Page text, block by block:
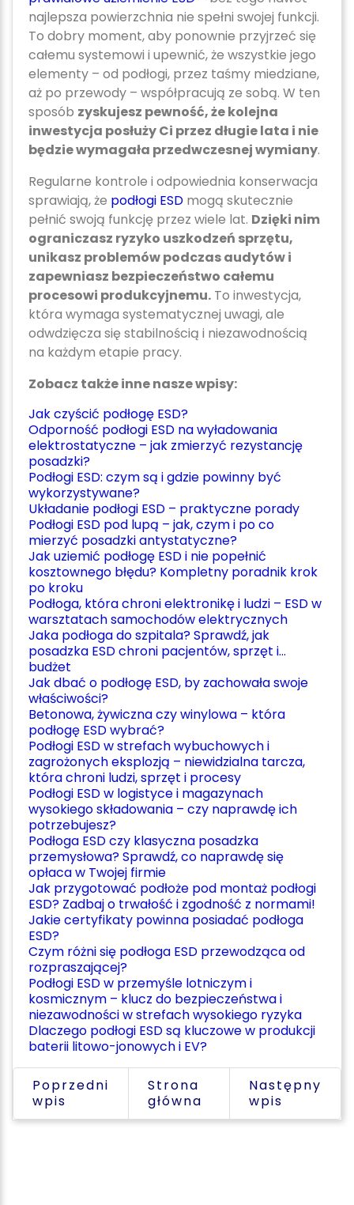
najlepsza powierzchnia nie spełni swojej funkcji.
To dobry moment, aby ponownie przyjrzeć się
całemu systemowi i upewnić, że wszystkie jego
elementy – od podłogi, przez taśmy miedziane,
aż po przewody – współpracują ze sobą. W ten
sposób zyskujesz pewność, że kolejna
inwestycja posłuży Ci przez długie lata i nie
będzie wymagała przedwczesnej wymiany.
Regularne kontrole i odpowiednia konserwacja
sprawiają, że podłogi ESD mogą skutecznie
pełnić swoją funkcję przez wiele lat. Dzięki nim
ograniczasz ryzyko uszkodzeń sprzętu,
unikasz problemów podczas audytów i
zapewniasz bezpieczeństwo całemu
procesowi produkcyjnemu. To inwestycja,
która wymaga systematycznej uwagi, ale
odwdzięcza się stabilnością i niezawodnością
na każdym etapie pracy.
Zobacz także inne nasze wpisy:
Jak czyścić podłogę ESD?
Odporność podłogi ESD na wyładowania
elektrostatyczne – jak zmierzyć rezystancję
posadzki?
Podłogi ESD: czym są i gdzie powinny być
wykorzystywane?
Układanie podłogi ESD – praktyczne porady
Podłogi ESD pod lupą – jak, czym i po co
mierzyć posadzki antystatyczne?
Jak uziemić podłogę ESD i nie popełnić
kosztownego błędu? Kompletny poradnik krok
po kroku
Podłoga, która chroni elektronikę i ludzi – ESD w
warsztatach samochodów elektrycznych
Jaka podłoga do szpitala? Sprawdź, jak
posadzka ESD chroni pacjentów, sprzęt i…
budżet
Jak dbać o podłogę ESD, by zachowała swoje
właściwości?
Betonowa, żywiczna czy winylowa – która
podłogę ESD wybrać?
Podłogi ESD w strefach wybuchowych i
zagrożonych eksplozją – niewidzialna tarcza,
która chroni ludzi, sprzęt i procesy
Podłogi ESD w logistyce i magazynach
wysokiego składowania – czy naprawdę ich
potrzebujesz?
Podłoga ESD czy klasyczna posadzka
przemysłowa? Sprawdź, co naprawdę się
opłaca w Twojej firmie
Jak przygotować podłoże pod montaż podłogi
ESD? Zadbaj o trwałość i zgodność z normami!
Jakie certyfikaty powinna posiadać podłoga
ESD?
Czym różni się podłoga ESD przewodząca od
rozpraszającej?
Podłogi ESD w przemyśle lotniczym i
kosmicznym – klucz do bezpieczeństwa i
niezawodności w strefach wysokiego ryzyka
Dlaczego podłogi ESD są kluczowe w produkcji
baterii litowo-jonowych i EV?
Poprzedni
wpis
Strona
główna
Następny
wpis